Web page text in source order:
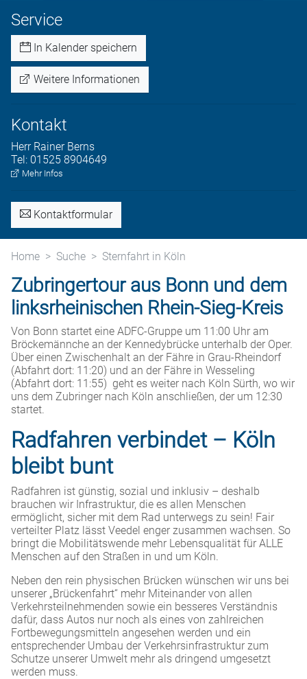
Service
In Kalender speichern
Weitere Informationen
Kontakt
Herr Rainer Berns
Tel: 01525 8904649
Mehr Infos
Kontaktformular
Home Suche Sternfahrt in Köln
Zubringertour aus Bonn und dem
linksrheinischen Rhein-Sieg-Kreis
Von Bonn startet eine ADFC-Gruppe um 11:00 Uhr am
Bröckemännche an der Kennedybrücke unterhalb der Oper.
Über einen Zwischenhalt an der Fähre in Grau-Rheindorf
(Abfahrt dort: 11:20) und an der Fähre in Wesseling
(Abfahrt dort: 11:55) geht es weiter nach Köln Sürth, wo wir
uns dem Zubringer nach Köln anschließen, der um 12:30
startet.
Radfahren verbindet – Köln
bleibt bunt
Radfahren ist günstig, sozial und inklusiv – deshalb
brauchen wir Infrastruktur, die es allen Menschen
ermöglicht, sicher mit dem Rad unterwegs zu sein! Fair
verteilter Platz lässt Veedel enger zusammen wachsen. So
bringt die Mobilitätswende mehr Lebensqualität für ALLE
Menschen auf den Straßen in und um Köln.
Neben den rein physischen Brücken wünschen wir uns bei
unserer „Brückenfahrt“ mehr Miteinander von allen
Verkehrsteilnehmenden sowie ein besseres Verständnis
dafür, dass Autos nur noch als eines von zahlreichen
Fortbewegungsmitteln angesehen werden und ein
entsprechender Umbau der Verkehrsinfrastruktur zum
Schutze unserer Umwelt mehr als dringend umgesetzt
werden muss.